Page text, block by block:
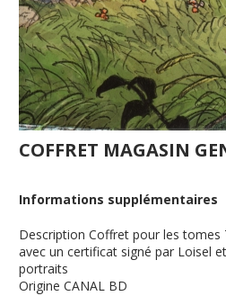
COFFRET MAGASIN
Informations supplémentaires
Description Coffret pour les tomes
avec un certificat signé par Loisel
portraits
Origine CANAL BD